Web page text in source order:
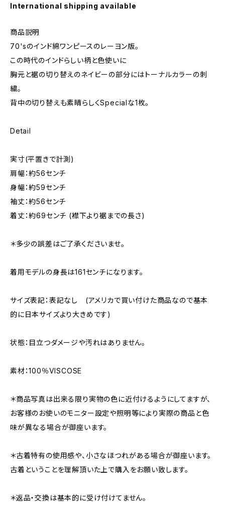
International shipping available
商品説明
70'sのインド綿ワンピースのレーヨン版。
この時代のインドらしい柄と色使いに
胸元と裾の切り替えのネイビーの部分にはトーナルカラーの刺
繍。
背中の切り替えも素晴らしくSpecialな1枚。
Detail
実寸(平置きで計測)
肩幅：約56センチ
身幅：約59センチ
袖丈：約56センチ
着丈：約69センチ (襟下より裾までの長さ)
＊多少の誤差はご了承くださいませ。
着用モデルの身長は161センチになります。
サイズ表記：表記なし (アメリカで買い付けた商品なので基本
的に日本サイズより大きめです)
状態：目立つダメージや汚れはありません。
素材：100％VISCOSE
＊商品写真は出来る限り実物の色に近付けるようにしてますが、
お客様のお使いのモニター設定や照明等により実際の商品と色
味が異なる場合が御座います。
＊古着特有の使用感や、小さなほつれがある場合が御座います。
古着ということを理解頂いた上で購入をお願い致します。
＊返品・交換は基本的に受け付けてません。